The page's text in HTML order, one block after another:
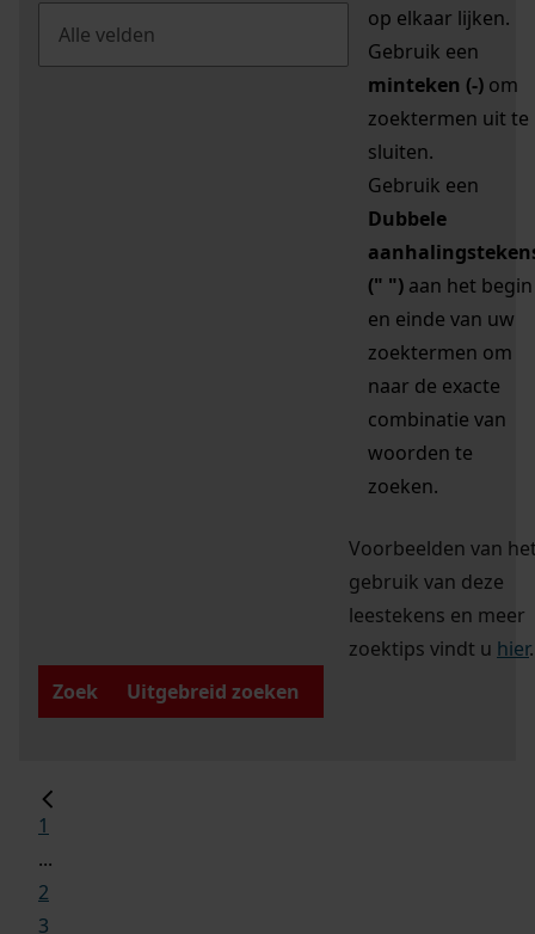
op elkaar lijken.
Gebruik een
minteken (-) om
zoektermen uit te
sluiten.
Gebruik een
Dubbele
(" ") aan het begin
en einde van uw
zoektermen om
naar de exacte
combinatie van
woorden te
zoeken.
Voorbeelden van
gebruik van deze
leestekens en meer
zoektips vindt u hier.
Zoek
Uitgebreid zoeken
1
...
2
3